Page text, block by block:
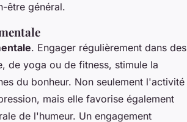
être général.
. Engager régulièrement dans des
de yoga ou de fitness, stimule la
du bonheur. Non seulement l'activité
mais elle favorise également
de l'humeur. Un engagement